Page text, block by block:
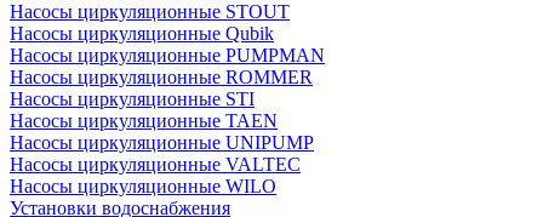
Насосы циркуляционные STOUT
Насосы циркуляционные Qubik
Насосы циркуляционные PUMPMAN
Насосы циркуляционные ROMMER
Насосы циркуляционные STI
Насосы циркуляционные TAEN
Насосы циркуляционные UNIPUMP
Насосы циркуляционные VALTEC
Насосы циркуляционные WILO
Установки водоснабжения